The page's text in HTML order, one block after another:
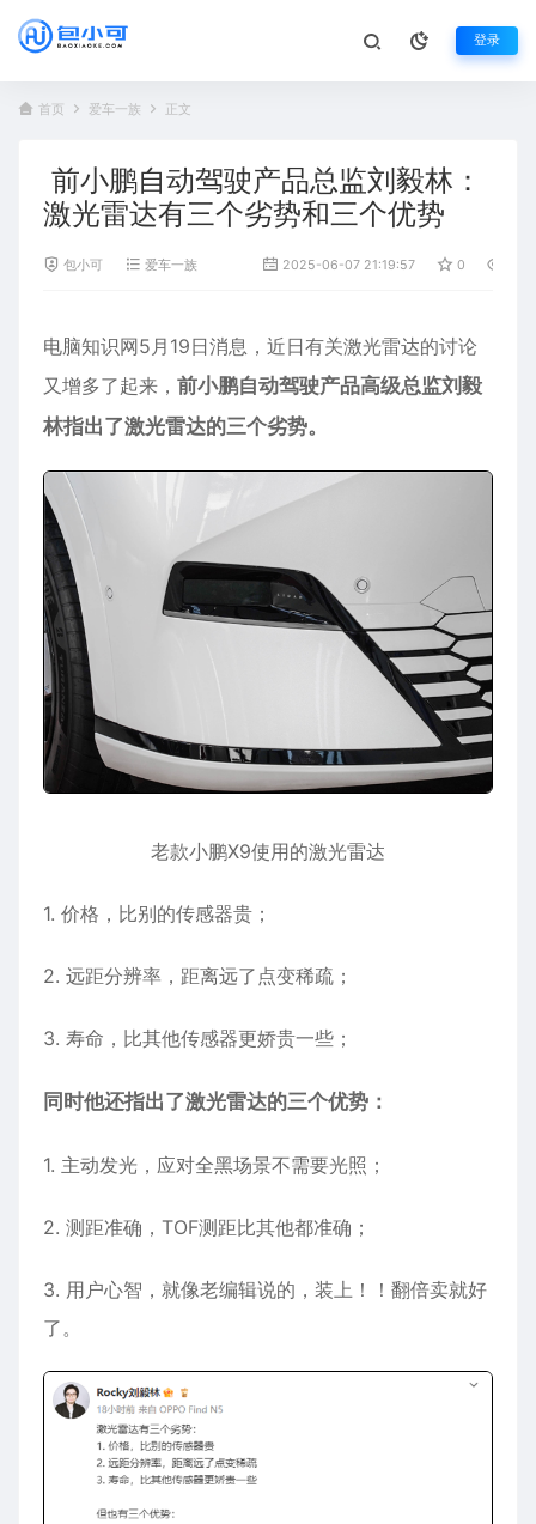
登录
首页 爱车一族 正文
前小鹏自动驾驶产品总监刘毅林：
激光雷达有三个劣势和三个优势
包小可 爱车一族 2025-06-07 21:19:57 0
电脑知识网5月19日消息，近日有关激光雷达的讨论
又增多了起来， 前小鹏自动驾驶产品高级总监刘毅
林指出了激光雷达的三个劣势。
老款小鹏X9使用的激光雷达
1. 价格，比别的传感器贵；
2. 远距分辨率，距离远了点变稀疏；
3. 寿命，比其他传感器更娇贵一些；
同时他还指出了激光雷达的三个优势：
1. 主动发光，应对全黑场景不需要光照；
2. 测距准确，TOF测距比其他都准确；
3. 用户心智，就像老编辑说的，装上！！翻倍卖就好
了。